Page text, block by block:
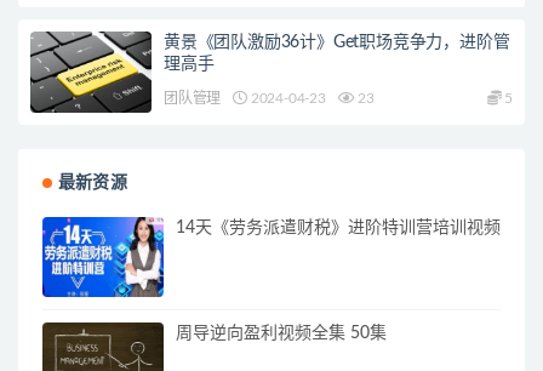
黄景《团队激励36计》Get职场竞争力，进阶管
理高手
团队管理 2024-04-23 23 5
最新资源
14天《劳务派遣财税》进阶特训营培训视频
周导逆向盈利视频全集 50集